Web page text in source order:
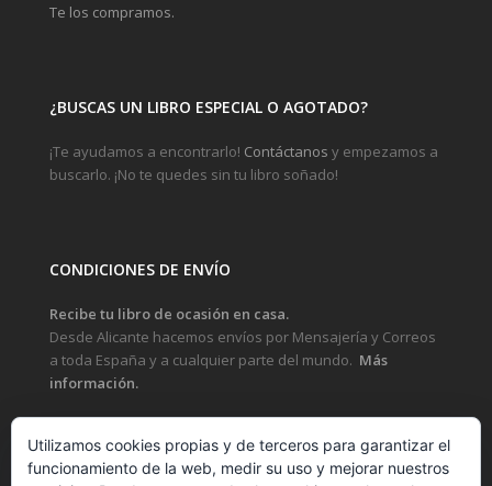
Te los compramos.
¿BUSCAS UN LIBRO ESPECIAL O AGOTADO?
¡Te ayudamos a encontrarlo! Contáctanos y empezamos a
buscarlo. ¡No te quedes sin tu libro soñado!
CONDICIONES DE ENVÍO
Recibe tu libro de ocasión en casa.
Desde Alicante hacemos envíos por Mensajería y Correos
a toda España y a cualquier parte del mundo. Más
información.
LEGAL
Utilizamos cookies propias y de terceros para garantizar el
funcionamiento de la web, medir su uso y mejorar nuestros